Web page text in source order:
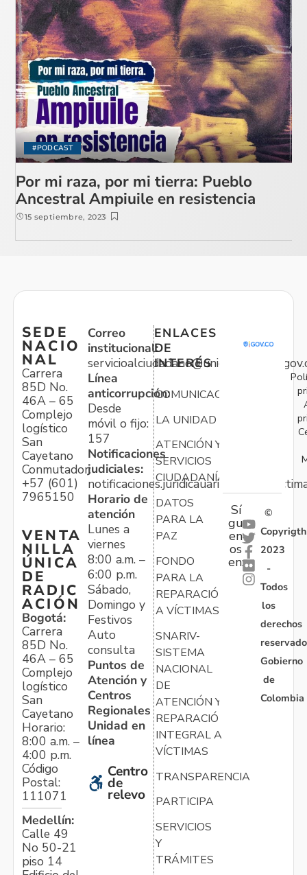
#PODCAST
Por mi raza, por mi tierra: Pueblo
Ancestral Ampiuile en resistencia
15 septiembre, 2023
SEDE
NACIO
NAL
Carrera
85D No.
46A – 65
Complejo
logístico
San
Cayetano
Conmutador:
+57 (601)
7965150
VENTA
NILLA
ÚNICA
DE
RADIC
ACIÓN
Bogotá:
Carrera
85D No.
46A – 65
Complejo
logístico
San
Cayetano
Horario:
8:00 a.m. –
4:00 p.m.
Código
Postal:
111071
Medellín:
Calle 49
No 50-21
piso 14
Correo
institucional:
Línea
anticorrupción:
Desde
móvil o fijo:
157
Notificaciones
judiciales:
Horario de
atención
Lunes a
viernes
8:00 a.m. –
6:00 p.m.
Sábado,
Domingo y
Festivos
Auto
consulta
Puntos de
Atención y
Centros
Regionales
Unidad en
línea
Centro
de
relevo
ENLACES
DE
INTERÉS
COMUNICACIONES
LA UNIDAD
ATENCIÓN Y
SERVICIOS
CIUDADANÍA
DATOS
PARA LA
PAZ
FONDO
PARA LA
REPARACIÓN
A VÍCTIMAS
SNARIV-
SISTEMA
NACIONAL
DE
ATENCIÓN Y
REPARACIÓN
INTEGRAL A
VÍCTIMAS
TRANSPARENCIA
PARTICIPA
SERVICIOS
Y
TRÁMITES
Sí
gu
en
os
en:
©
Copyrigth
2023
-
Todos
los
derechos
Gobierno
de
Colombia